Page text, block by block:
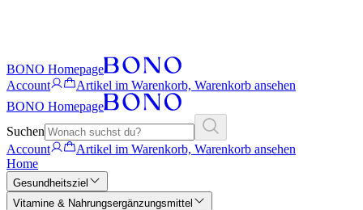
BONO Homepage
Account
Artikel im Warenkorb, Warenkorb ansehen
BONO Homepage
Suchen
Account
Artikel im Warenkorb, Warenkorb ansehen
Home
Gesundheitsziel
Vitamine & Nahrungsergänzungsmittel